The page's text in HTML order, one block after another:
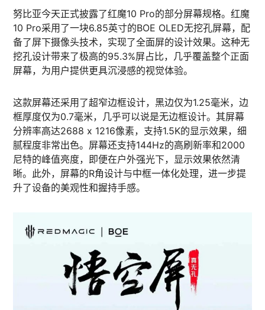
努比亚今天正式披露了红魔10 Pro的部分屏幕规格。红魔
10 Pro采用了一块6.85英寸的BOE OLED无挖孔屏幕，配
备了屏下摄像头技术，实现了全面屏的设计效果。这种无
挖孔设计带来了极高的95.3%屏占比，几乎覆盖整个正面
屏幕，为用户提供更具沉浸感的视觉体验。
这款屏幕还采用了超窄边框设计，黑边仅为1.25毫米，边
框厚度仅为0.7毫米，几乎可以说是无边框设计。其屏幕
分辨率高达2688 x 1216像素，支持1.5K的显示效果，细
腻程度非常出色。屏幕还支持144Hz的高刷新率和2000
尼特的峰值亮度，即便在户外强光下，显示效果依然清
晰。此外，屏幕的R角设计与中框一体化处理，进一步提
升了设备的美观性和握持手感。​